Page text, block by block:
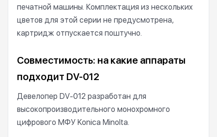
печатной машины. Комплектация из нескольких
цветов для этой серии не предусмотрена,
картридж отпускается поштучно.
Совместимость: на какие аппараты
подходит DV-012
Девелопер DV-012 разработан для
высокопроизводительного монохромного
цифрового МФУ Konica Minolta.